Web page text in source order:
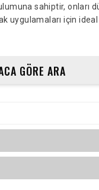
sahiptir, onları
uygulamaları için
GÖRE ARA